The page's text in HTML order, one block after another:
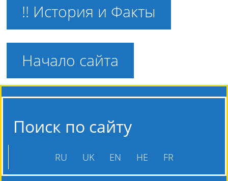
!! История и Факты
Начало сайта
Поиск по сайту
RU UK EN HE FR